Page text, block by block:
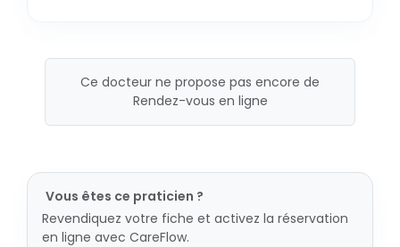
Ce docteur ne propose pas encore de
Rendez-vous en ligne
Vous êtes ce praticien ?
Revendiquez votre fiche et activez la réservation
en ligne avec CareFlow.